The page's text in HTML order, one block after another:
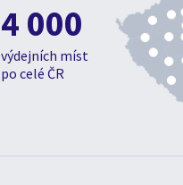
4 000
výdejních míst
po celé ČR